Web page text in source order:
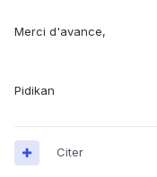
Merci d'avance,
Pidikan
Citer